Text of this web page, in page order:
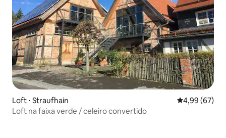
Loft ⋅ Straufhain 4,99 de uma
4,99 (67)
Loft na faixa verde / celeiro convertido